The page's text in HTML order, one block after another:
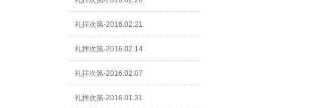
礼拝次第-2016.02.21
礼拝次第-2016.02.14
礼拝次第-2016.02.07
礼拝次第-2016.01.31